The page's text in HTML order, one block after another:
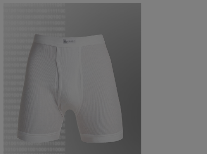
do koszyka